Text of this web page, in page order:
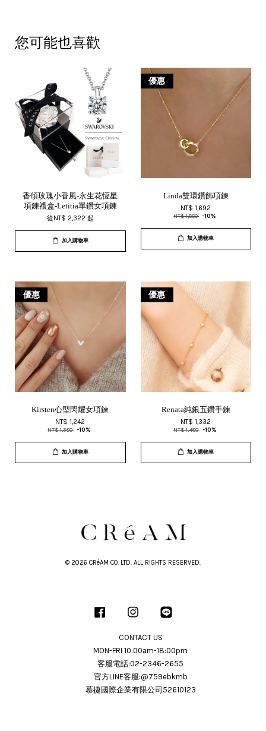
您可能也喜歡
香頌玫瑰小香風-永生花恆星
項鍊禮盒-Letitia單鑽女項鍊
從NT$ 2,322 起
加入購物車
優惠
Linda雙環鑽飾項鍊
NT$ 1,692
NT$ 1,880 -10%
加入購物車
優惠
Kirsten心型閃耀女項鍊
NT$ 1,242
NT$ 1,380 -10%
加入購物車
優惠
Renata純銀五鑽手鍊
NT$ 1,332
NT$ 1,480 -10%
加入購物車
© 2026 CRéAM CO. LTD. ALL RIGHTS RESERVED.
Facebook Instagram
CONTACT US
MON-FRI 10:00am-18:00pm
客服電話:02-2346-2655
官方LINE客服:@759ebkmb
慕捷國際企業有限公司52610123